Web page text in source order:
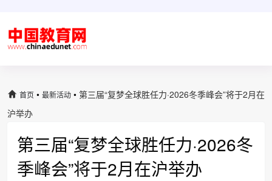
首页 • 最新活动 • 第三届“复梦全球胜任力·2026冬季峰会”将于2月在
沪举办
第三届“复梦全球胜任力·2026冬
季峰会”将于2月在沪举办